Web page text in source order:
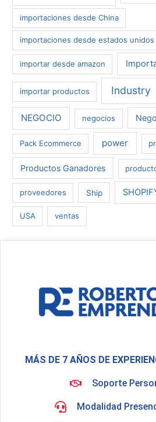
importaciones desde China
importaciones desde estados unidos
importar desde amazon
importar productos Industry
NEGOCIO negocios
Pack Ecommerce power
Productos Ganadores
proveedores Ship
USA ventas
MÁS DE 7 AÑOS DE
Soporte
Modalidad